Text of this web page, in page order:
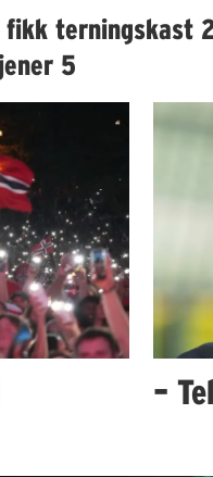
fikk terningskast
5
–